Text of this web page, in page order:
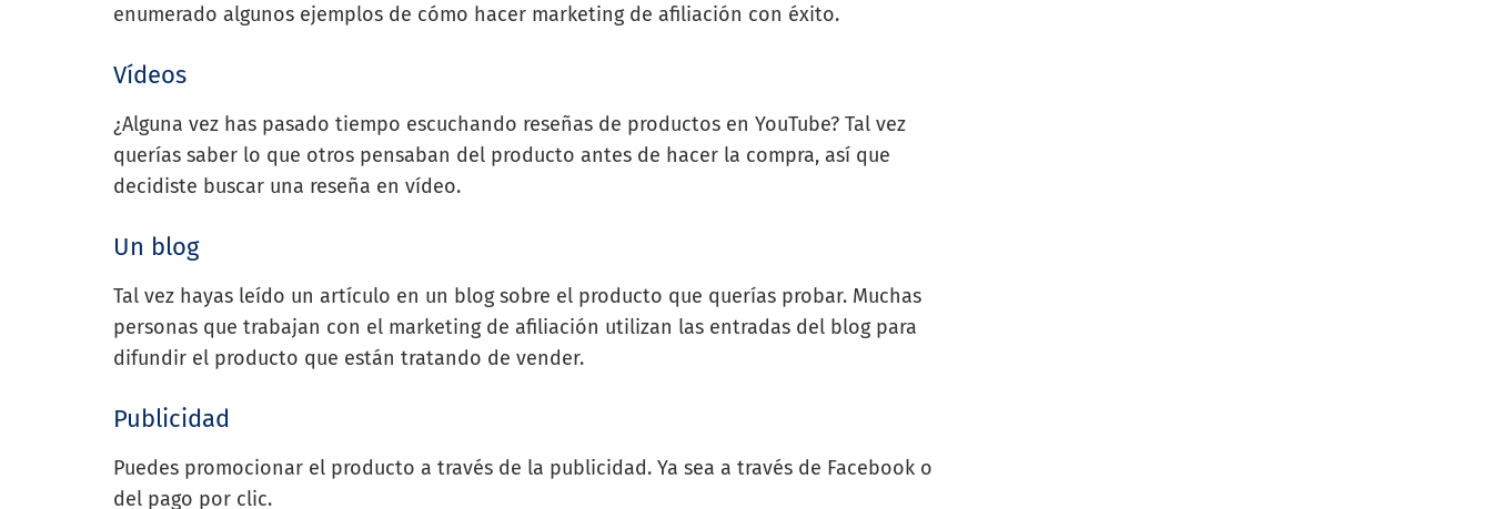
enumerado algunos ejemplos de cómo hacer marketing de afiliación con éxito.
Vídeos
¿Alguna vez has pasado tiempo escuchando reseñas de productos en YouTube? Tal vez
querías saber lo que otros pensaban del producto antes de hacer la compra, así que
decidiste buscar una reseña en vídeo.
Un blog
Tal vez hayas leído un artículo en un blog sobre el producto que querías probar. Muchas
personas que trabajan con el marketing de afiliación utilizan las entradas del blog para
difundir el producto que están tratando de vender.
Publicidad
Puedes promocionar el producto a través de la publicidad. Ya sea a través de Facebook o
del pago por clic.